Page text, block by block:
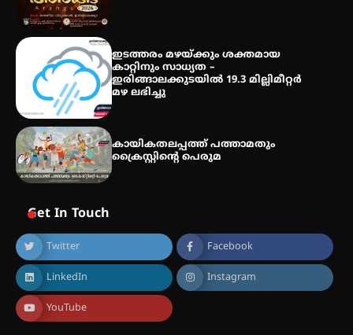
ഇടത്തരം മഴയ്ക്കും ശക്തമായ
കാറ്റിനും സാധ്യത –
ഇരിങ്ങാലക്കുടയിൽ 19.3 മില്ലിമീറ്റർ
മഴ ലഭിച്ചു
കായികതലപ്പത്ത് പത്താമതും
ക്രൈസ്റ്റിന്റെ പെരുമ
Get In Touch
Twitter Facebook
LinkedIn Instagram
YouTube